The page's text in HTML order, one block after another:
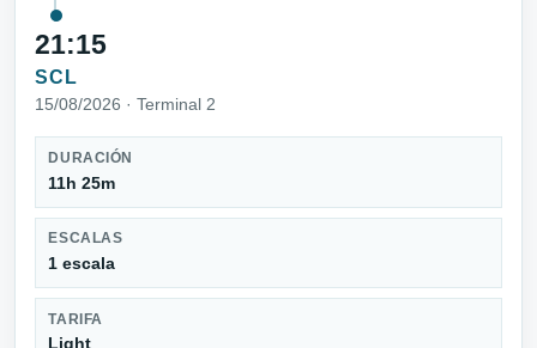
21:15
SCL
15/08/2026 · Terminal 2
DURACIÓN
11h 25m
ESCALAS
1 escala
TARIFA
Light